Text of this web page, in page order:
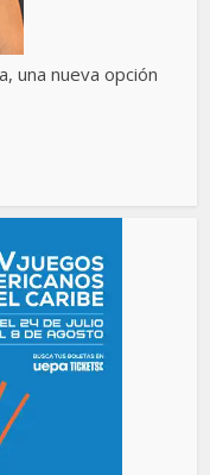
una nueva opción